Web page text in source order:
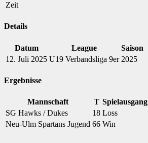
Zeit
Details
Datum League
Saison
12. Juli 2025 U19 Verbandsliga 9er 2025
Ergebnisse
Mannschaft T Spielausgang
SG Hawks / Dukes
18 Loss
Neu-Ulm Spartans Jugend 66 Win